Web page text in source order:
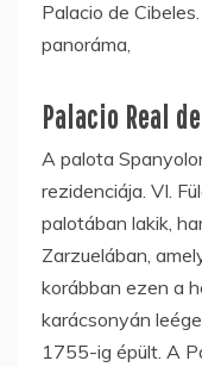
Palacio de
panoráma,
Palacio Real
A palota
rezidenciája. VI.
palotában lakik,
Zarzuelában,
korábban ezen a
karácsonyán
1755-ig épült. A